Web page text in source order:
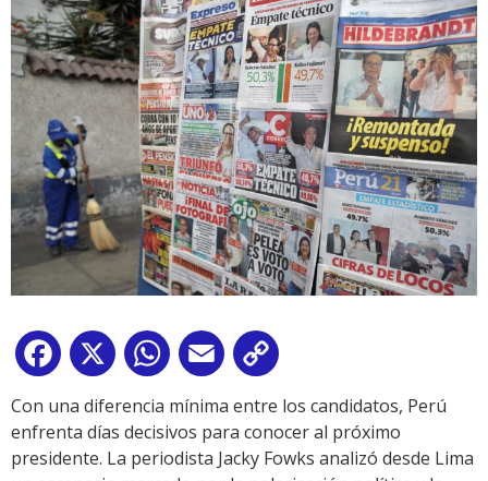
Facebook
X WhatsApp
Email
Link
Con una diferencia mínima entre los candidatos, Perú
enfrenta días decisivos para conocer al próximo
presidente. La periodista Jacky Fowks analizó desde Lima